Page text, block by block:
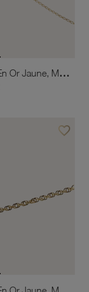
Chaîne En Or Jaune, Maille Cheval
favorite_borderAjouter